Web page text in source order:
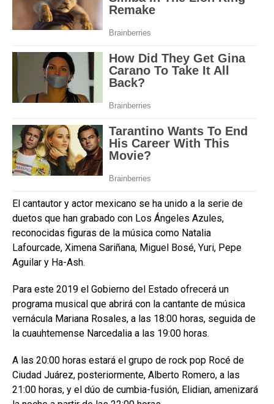
El cantautor y actor mexicano se ha unido a la serie de
duetos que han grabado con Los Ángeles Azules,
reconocidas figuras de la música como Natalia
Lafourcade, Ximena Sariñana, Miguel Bosé, Yuri, Pepe
Aguilar y Ha-Ash.
Para este 2019 el Gobierno del Estado ofrecerá un
programa musical que abrirá con la cantante de música
vernácula Mariana Rosales, a las 18:00 horas, seguida de
la cuauhtemense Narcedalia a las 19:00 horas.
A las 20:00 horas estará el grupo de rock pop Rocé de
Ciudad Juárez, posteriormente, Alberto Romero, a las
21:00 horas, y el dúo de cumbia-fusión, Elidian, amenizará